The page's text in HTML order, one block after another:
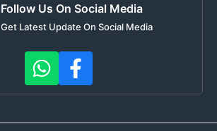
Follow Us On Social Media
Get Latest Update On Social Media